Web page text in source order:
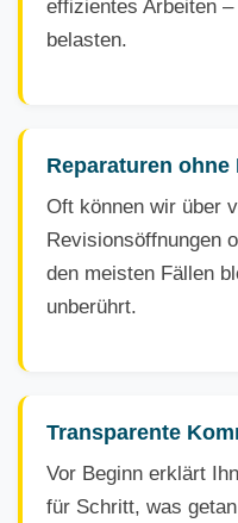
effizientes Arbeiten
belasten.
Reparaturen ohne
Oft können wir über
Revisionsöffnungen
den meisten Fällen
unberührt.
Transparente
Vor Beginn erklärt
für Schritt, was